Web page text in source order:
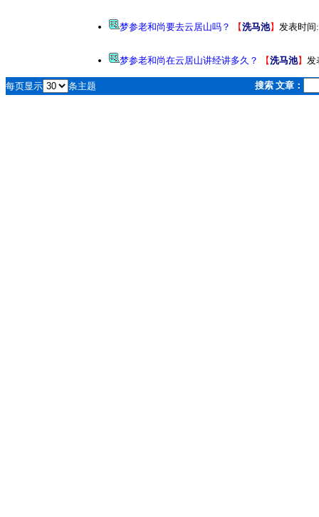
梦参老和尚要去云居山吗？ 【洗马池】 发表时间:
梦参老和尚在云居山讲经讲多久？ 【洗马池】 发
每页显示 条主题 搜索 文章：